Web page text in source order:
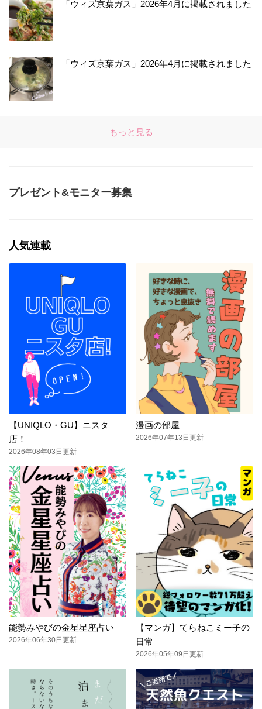
「ウィズ京葉ガス」2026年4月に掲載されました
「ウィズ京葉ガス」2026年4月に掲載されました
もっと見る
プレゼント&モニター募集
人気連載
【UNIQLO・GU】ニスタ
店！
2026年08年03日更新
漫画の部屋
2026年07年13日更新
能勢みやびの金星星座占い
2026年06年30日更新
【マンガ】てらねこミー子の
日常
2026年05年09日更新